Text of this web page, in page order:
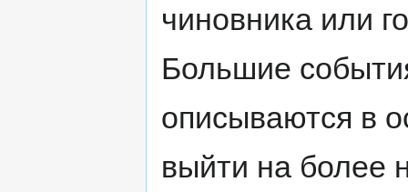
чиновника или
Большие
описываются в
выйти на более